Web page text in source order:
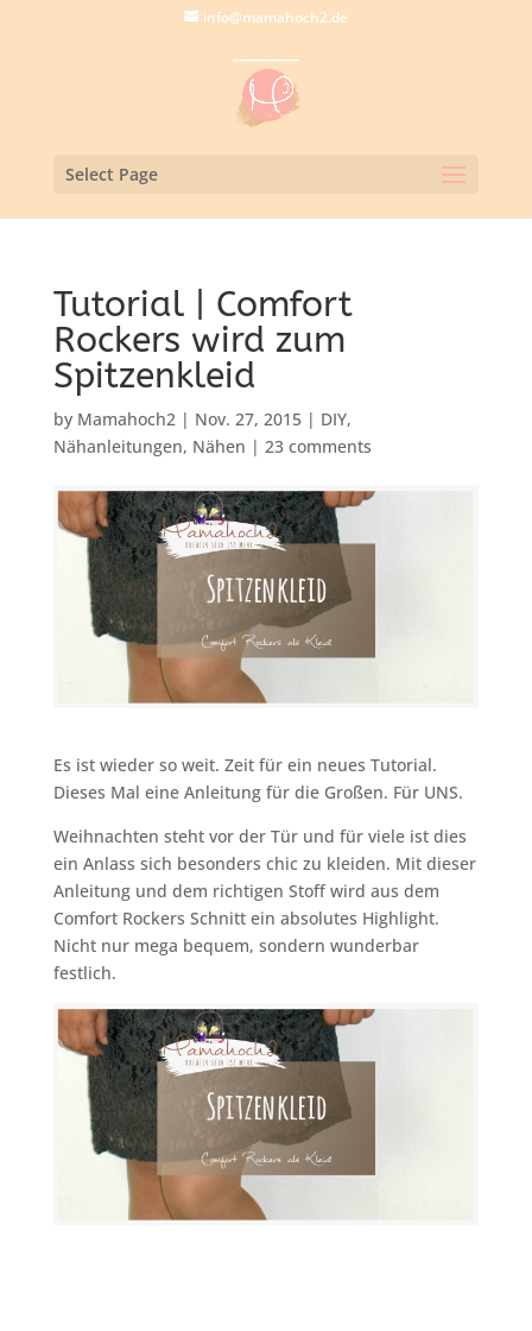
info@mamahoch2.de
Select Page
Tutorial | Comfort
Rockers wird zum
Spitzenkleid
by Mamahoch2| Nov. 27, 2015| DIY,
Nähanleitungen, Nähen | 23 comments
Es ist wieder so weit. Zeit für ein neues Tutorial.
Dieses Mal eine Anleitung für die Großen. Für UNS.
Weihnachten steht vor der Tür und für viele ist dies
ein Anlass sich besonders chic zu kleiden. Mit dieser
Anleitung und dem richtigen Stoff wird aus dem
Comfort Rockers Schnitt ein absolutes Highlight.
Nicht nur mega bequem, sondern wunderbar
festlich.